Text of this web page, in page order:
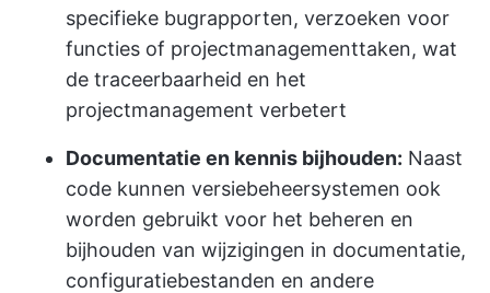
specifieke bugrapporten, verzoeken voor
functies of projectmanagementtaken, wat
de traceerbaarheid en het
projectmanagement verbetert
Documentatie en kennis bijhouden: Naast
code kunnen versiebeheersystemen ook
worden gebruikt voor het beheren en
bijhouden van wijzigingen in documentatie,
configuratiebestanden en andere